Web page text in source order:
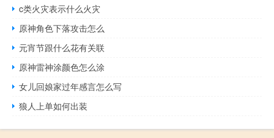
c类火灾表示什么火灾
原神角色下落攻击怎么
元宵节跟什么花有关联
原神雷神涂颜色怎么涂
女儿回娘家过年感言怎么写
狼人上单如何出装